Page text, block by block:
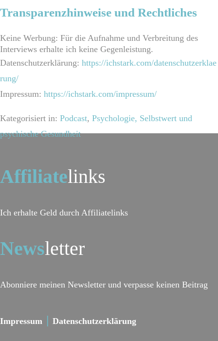
Transparenzhinweise und Rechtliches
Keine Werbung: Für die Aufnahme und Verbreitung des
Interviews erhalte ich keine Gegenleistung.
Datenschutzerklärung: https://ichstark.com/datenschutzerklae
rung/
Impressum: https://ichstark.com/impressum/
Kategorisiert in: Podcast, Psychologie, Selbstwert und
psychische Gesundheit
Affiliatelinks
Ich erhalte Geld durch Affiliatelinks
Newsletter
Abonniere meinen Newsletter und verpasse keinen Beitrag
Impressum Datenschutzerklärung